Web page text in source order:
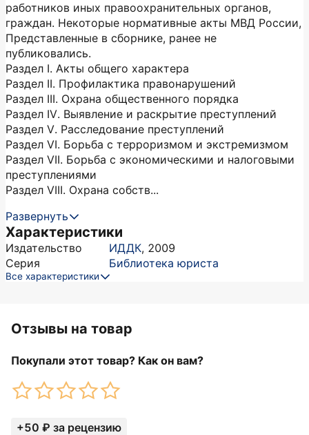
работников иных правоохранительных органов,
граждан. Некоторые нормативные акты МВД России,
Представленные в сборнике, ранее не
публиковались.
Раздел I. Акты общего характера
Раздел II. Профилактика правонарушений
Раздел III. Охрана общественного порядка
Раздел IV. Выявление и раскрытие преступлений
Раздел V. Расследование преступлений
Раздел VI. Борьба с терроризмом и экстремизмом
Раздел VII. Борьба с экономическими и налоговыми
преступлениями
Раздел VIII. Охрана собств...
Развернуть
Характеристики
Издательство ИДДК, 2009
Серия
Библиотека юриста
Все характеристики
Отзывы на товар
Покупали этот товар? Как он вам?
+50 ₽ за рецензию